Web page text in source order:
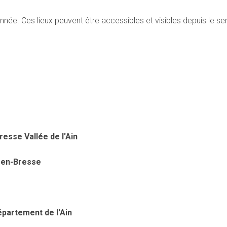
Ces lieux peuvent être accessibles et visibles depuis le
Vallée de l'Ain
Bresse
de l'Ain